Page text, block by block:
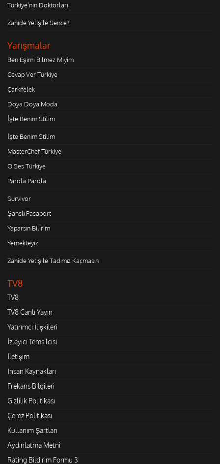
Türkiye'nin Doktorları
Zahide Yetiş'le Sence?
Yarışmalar
Ben Eşimi Bilmez Miyim
Cevap Ver Türkiye
Çarkıfelek
Doya Doya Moda
İşte Benim Stilim
İşte Benim Stilim
MasterChef Türkiye
O Ses Türkiye
Parola Parola
Survivor
Şanslı Pasaport
Yaparsın Bilirim
Yemekteyiz
Zahide Yetiş'le Tadımız Kaçmasın
TV8
TV8
TV8 Canlı Yayın
Yatırımcı İlişkileri
İzleyici Temsilcisi
İletişim
İnsan Kaynakları
Frekans Bilgileri
Gizlilik Politikası
Çerez Politikası
Kullanım Şartları
Aydınlatma Metni
Rating Bildirim Formu 3